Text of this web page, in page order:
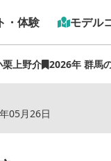
・体験 モデル
上野介 2026年 群馬
05月26日